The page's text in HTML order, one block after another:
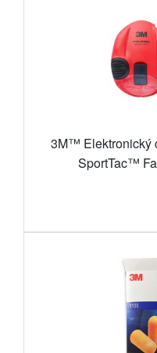
3M™ Elektronický
SportTac™